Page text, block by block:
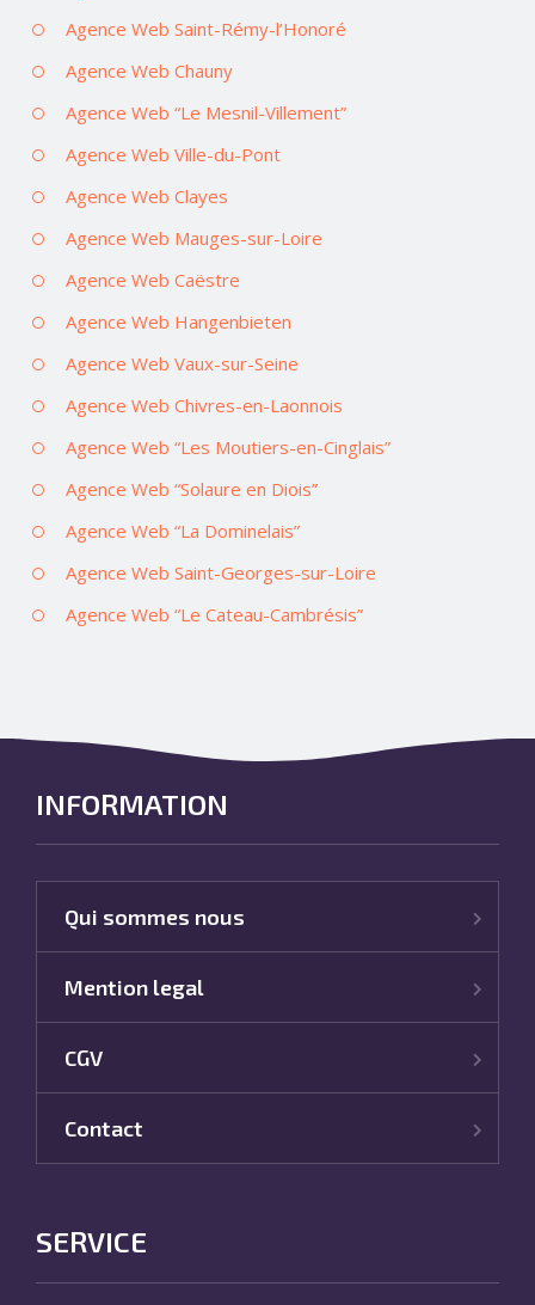
Agence Web Saint-Rémy-l’Honoré
Agence Web Chauny
Agence Web “Le Mesnil-Villement”
Agence Web Ville-du-Pont
Agence Web Clayes
Agence Web Mauges-sur-Loire
Agence Web Caëstre
Agence Web Hangenbieten
Agence Web Vaux-sur-Seine
Agence Web Chivres-en-Laonnois
Agence Web “Les Moutiers-en-Cinglais”
Agence Web “Solaure en Diois”
Agence Web “La Dominelais”
Agence Web Saint-Georges-sur-Loire
Agence Web “Le Cateau-Cambrésis”
INFORMATION
Qui sommes nous
Mention legal
CGV
Contact
SERVICE